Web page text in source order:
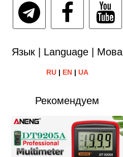
Язык | Language | Мова
RU| EN| UA
Рекомендуем